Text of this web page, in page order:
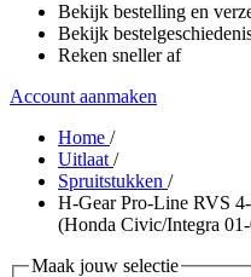
Bekijk bestelling en
Bekijk
Reken sneller af
Account aanmaken
Home /
Uitlaat /
Spruitstukken /
H-Gear Pro-Line RVS
(Honda Civic/Integra
Maak jouw selectie